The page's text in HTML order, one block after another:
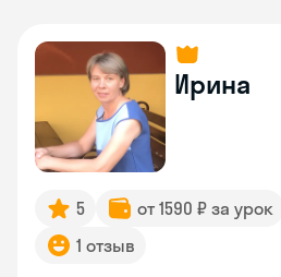
Ирина
5 от 1590 ₽ за урок
1 отзыв